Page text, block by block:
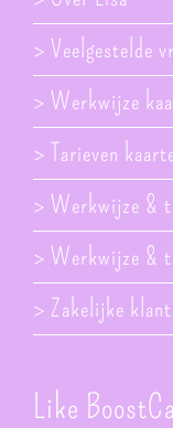
> Veelgestelde
> Werkwijze
> Tarieven
> Werkwijze &
> Werkwijze &
> Zakelijke
Like